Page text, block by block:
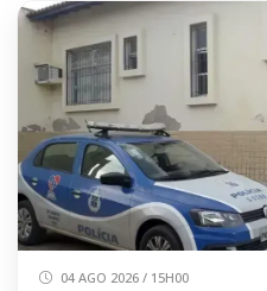
04 AGO 2026 / 15H00